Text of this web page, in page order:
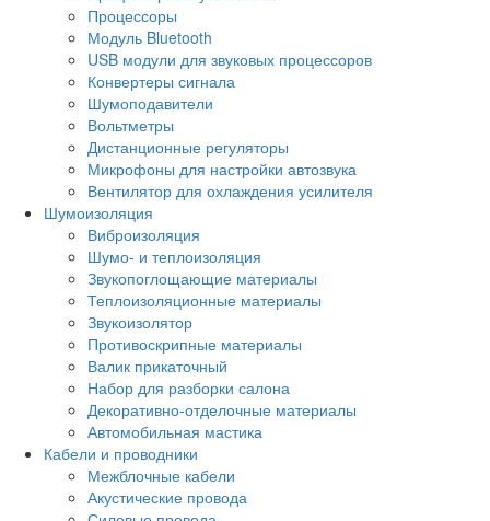
Процессоры
Модуль Bluetooth
USB модули для звуковых процессоров
Конвертеры сигнала
Шумоподавители
Вольтметры
Дистанционные регуляторы
Микрофоны для настройки автозвука
Вентилятор для охлаждения усилителя
Шумоизоляция
Виброизоляция
Шумо- и теплоизоляция
Звукопоглощающие материалы
Теплоизоляционные материалы
Звукоизолятор
Противоскрипные материалы
Валик прикаточный
Набор для разборки салона
Декоративно-отделочные материалы
Автомобильная мастика
Кабели и проводники
Межблочные кабели
Акустические провода